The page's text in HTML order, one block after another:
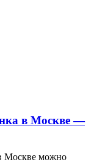
в Москве —
Москве можно